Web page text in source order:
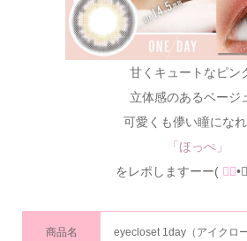
甘くキュートなピン
立体感のあるベージ
可愛くも儚い瞳にな
「ほっぺ」
をレポしますーー( ๑॔
商品名
eyecloset 1day（アイクロ